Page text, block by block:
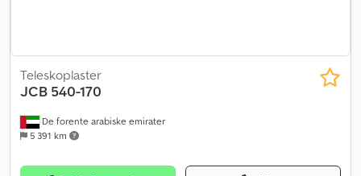
De forente arabiske emirater
5 391 km
Teleskoplaster
JCB 540-170